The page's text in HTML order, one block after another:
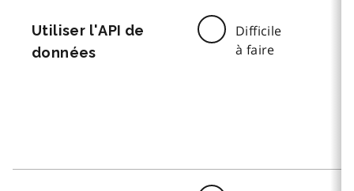
Utiliser l'API de
données
Difficile
à faire